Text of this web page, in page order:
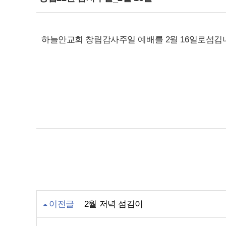
하늘안교회 창립감사주일 예배를 2월 16일로섬깁
이전글 2월 저녁 섬김이